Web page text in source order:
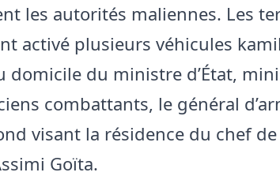
les autorités maliennes. Les
activé plusieurs véhicules
domicile du ministre d’État,
combattants, le général
visant la résidence du chef de
Goïta.